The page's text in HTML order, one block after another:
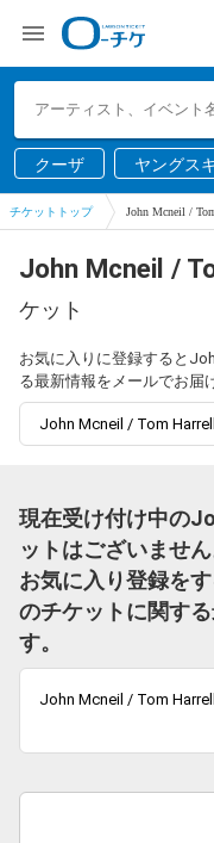
クーザ
ヤングス
ー
チケットトップ John Mcneil /
John Mcneil /
ケット
お気に入りに登録すると
る最新情報をメールでお届
John Mcneil / Tom
現在受け付け中の
ットはございません
お気に入り登録を
のチケットに関す
す。
John Mcneil / Tom Harrell